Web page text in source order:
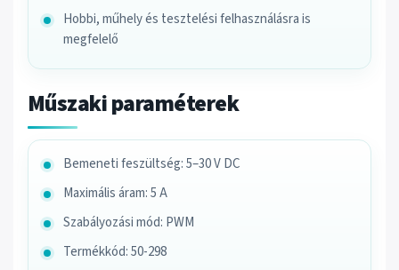
Hobbi, műhely és tesztelési felhasználásra is
megfelelő
Műszaki paraméterek
Bemeneti feszültség: 5–30 V DC
Maximális áram: 5 A
Szabályozási mód: PWM
Termékkód: 50-298